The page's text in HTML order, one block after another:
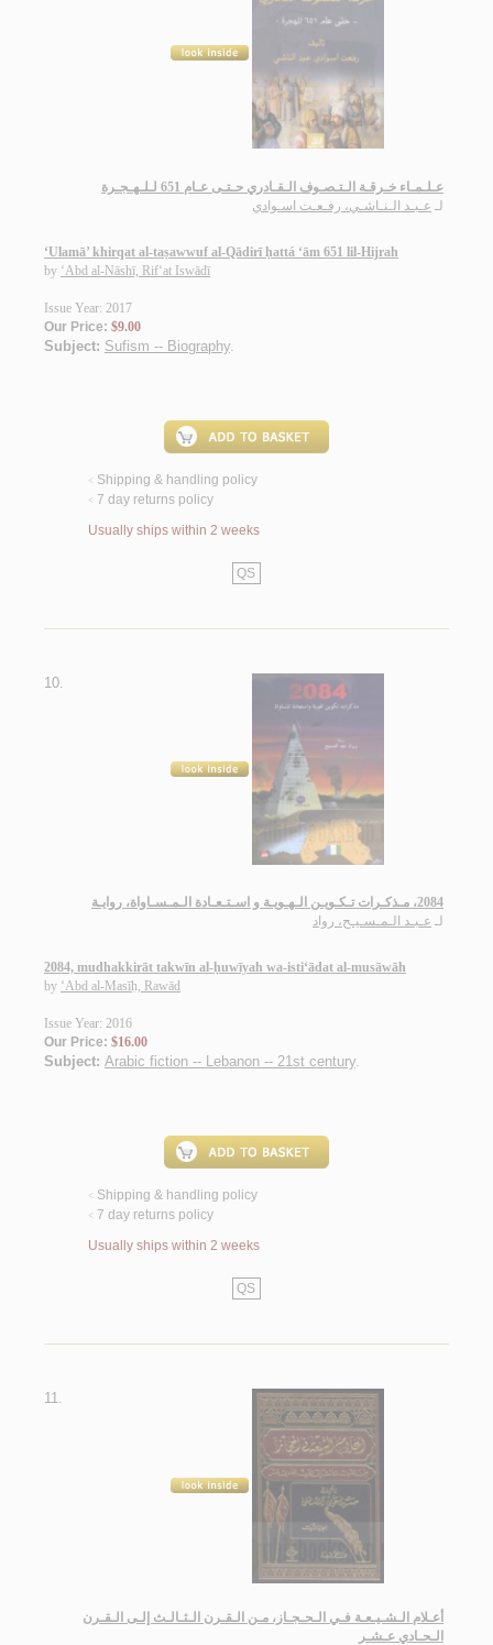
عـلـمـاء خـرقـة الـتـصـوف الـقـادري حـتـى عـام 651 لـلـهـجـرة
لـ عـبـد الـنـاشـي، رفـعـت اسـوادي
‘Ulamā’ khirqat al-taṣawwuf al-Qādirī ḥattá ‘ām 651 lil-Hijrah
by ‘Abd al-Nāshī, Rif‘at Iswādī
Issue Year: 2017
Our Price: $9.00
Subject: Sufism -- Biography.
< Shipping & handling policy
< 7 day returns policy
Usually ships within 2 weeks
QS
10.
2084، مـذكـرات تـكـويـن الـهـويـة و اسـتـعـادة الـمـسـاواة، روايـة
لـ عـبـد الـمـسـيـح، رواد
2084, mudhakkirāt takwīn al-ḥuwīyah wa-isti‘ādat al-musāwāh
by ‘Abd al-Masīḥ, Rawād
Issue Year: 2016
Our Price: $16.00
Subject: Arabic fiction -- Lebanon -- 21st century.
< Shipping & handling policy
< 7 day returns policy
Usually ships within 2 weeks
QS
11.
أعـلام الـشـيـعـة فـي الـحـجـاز، مـن الـقـرن الـثـالـث إلـى الـقـرن
الـحـادي عـشـر